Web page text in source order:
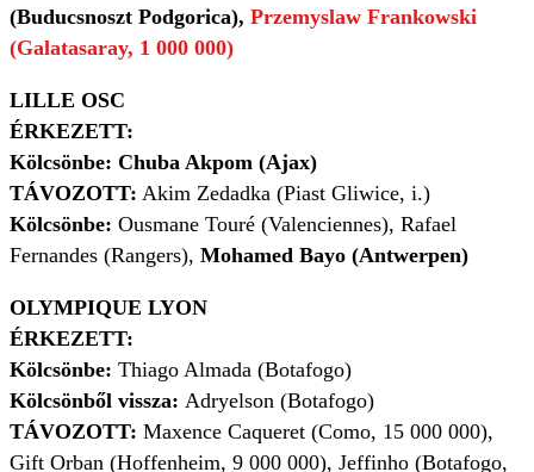
(Buducsnoszt Podgorica), Przemyslaw Frankowski
(Galatasaray, 1 000 000)
LILLE OSC
ÉRKEZETT:
Kölcsönbe: Chuba Akpom (Ajax)
TÁVOZOTT: Akim Zedadka (Piast Gliwice, i.)
Kölcsönbe: Ousmane Touré (Valenciennes), Rafael
Fernandes (Rangers), Mohamed Bayo (Antwerpen)
OLYMPIQUE LYON
ÉRKEZETT:
Kölcsönbe: Thiago Almada (Botafogo)
Kölcsönből vissza: Adryelson (Botafogo)
TÁVOZOTT: Maxence Caqueret (Como, 15 000 000),
Gift Orban (Hoffenheim, 9 000 000), Jeffinho (Botafogo,